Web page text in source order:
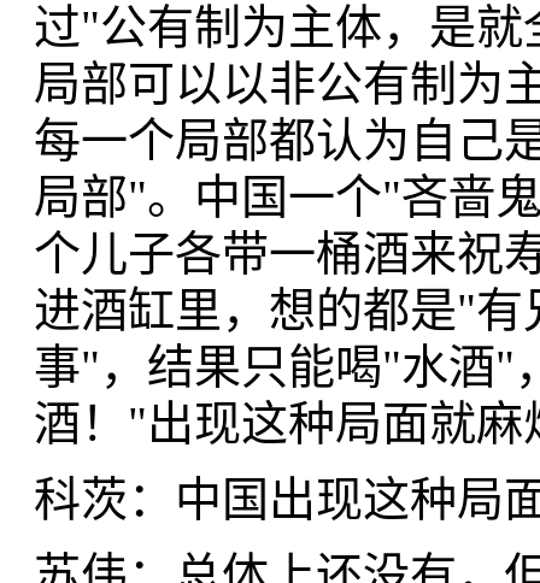
过"公有制为主体，是
局部可以以非公有制为
每一个局部都认为自己
局部"。中国一个"吝啬
个儿子各带一桶酒来祝
进酒缸里，想的都是"
事"，结果只能喝"水酒"
酒！"出现这种局面就麻
科茨：中国出现这种局